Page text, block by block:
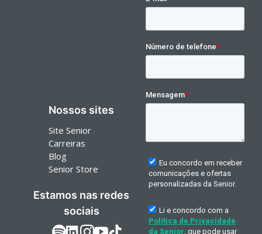
Nossos sites
Site Senior
Carreiras
Blog
Senior Store
Estamos nas redes
sociais